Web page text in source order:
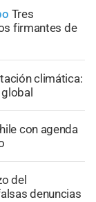
Tres
firmantes de
climática:
con agenda
del
denuncias